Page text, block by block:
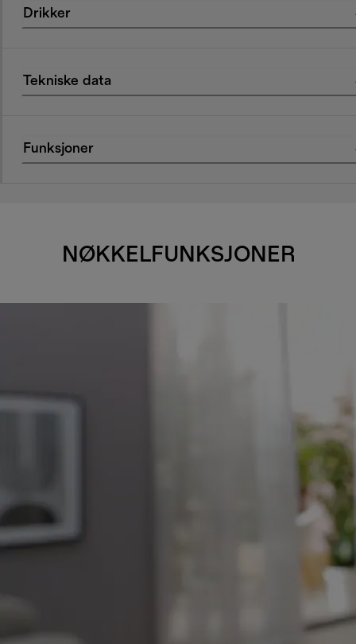
Drikker
Tekniske data
Funksjoner
NØKKELFUNKSJONER